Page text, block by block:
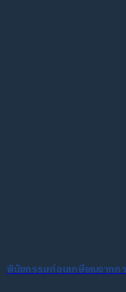
พินัยกรรมก่อนเกษียณจากก